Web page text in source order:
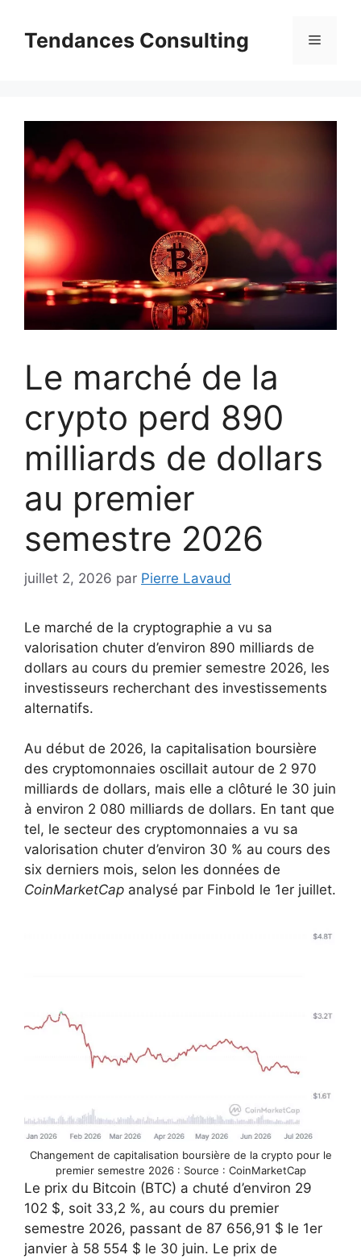
contenuTendances Consulting Menu
Le marché de la
crypto perd 890
milliards de dollars
au premier
semestre 2026
juillet 2, 2026 par Pierre Lavaud
Le marché de la cryptographie a vu sa
valorisation chuter d’environ 890 milliards de
dollars au cours du premier semestre 2026, les
investisseurs recherchant des investissements
alternatifs.
Au début de 2026, la capitalisation boursière
des cryptomonnaies oscillait autour de 2 970
milliards de dollars, mais elle a clôturé le 30 juin
à environ 2 080 milliards de dollars. En tant que
tel, le secteur des cryptomonnaies a vu sa
valorisation chuter d’environ 30 % au cours des
six derniers mois, selon les données de
CoinMarketCap analysé par Finbold le 1er juillet.
Changement de capitalisation boursière de la crypto pour le
premier semestre 2026 : Source : CoinMarketCap
Le prix du Bitcoin (BTC) a chuté d’environ 29
102 $, soit 33,2 %, au cours du premier
semestre 2026, passant de 87 656,91 $ le 1er
janvier à 58 554 $ le 30 juin. Le prix de